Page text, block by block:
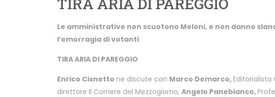
Le amministrative non scuotono Meloni, e non danno
l’emorragia di votanti
TIRA ARIA DI PAREGGIO
Enrico Cisnetto ne discute con Marco Demarco, Editorialista
direttore Il Corriere del Mezzogiorno, Angelo Panebianco,